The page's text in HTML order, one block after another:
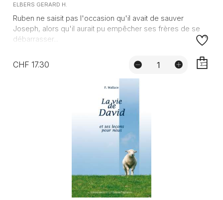
ELBERS GERARD H.
Ruben ne saisit pas l'occasion qu'il avait de sauver
Joseph, alors qu'il aurait pu empêcher ses frères de se
débarrasser...
CHF 17.30